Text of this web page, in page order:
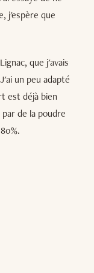
j'espère que
que j'avais
un peu adapté
est déjà bien
de la poudre